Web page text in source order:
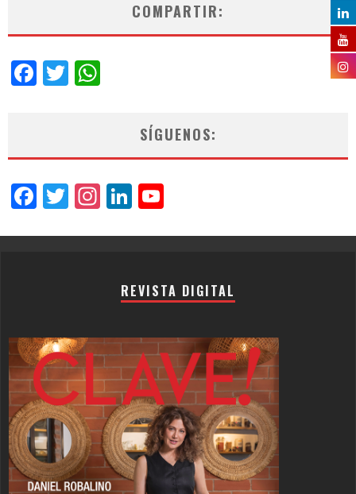
COMPARTIR:
Facebook
Twitter
SÍGUENOS:
Facebook
Twitter
Instagram
LinkedIn
REVISTA DIGITAL